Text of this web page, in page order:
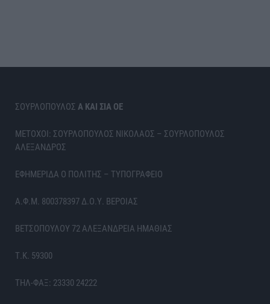
ΣΟΥΡΛΟΠΟΥΛΟΣ Α ΚΑΙ ΣΙΑ ΟΕ
ΜΕΤΟΧΟΙ: ΣΟΥΡΛΟΠΟΥΛΟΣ ΝΙΚΟΛΑΟΣ – ΣΟΥΡΛΟΠΟΥΛΟΣ
ΑΛΕΞΑΝΔΡΟΣ
ΕΦΗΜΕΡΙΔΑ Ο ΠΟΛΙΤΗΣ – ΤΥΠΟΓΡΑΦΕΙΟ
Α.Φ.Μ. 800378397 Δ.Ο.Υ. ΒΕΡΟΙΑΣ
ΒΕΤΣΟΠΟΥΛΟΥ 72 ΑΛΕΞΑΝΔΡΕΙΑ ΗΜΑΘΙΑΣ
Τ.Κ. 59300
ΤΗΛ-ΦΑΞ: 23330 24222